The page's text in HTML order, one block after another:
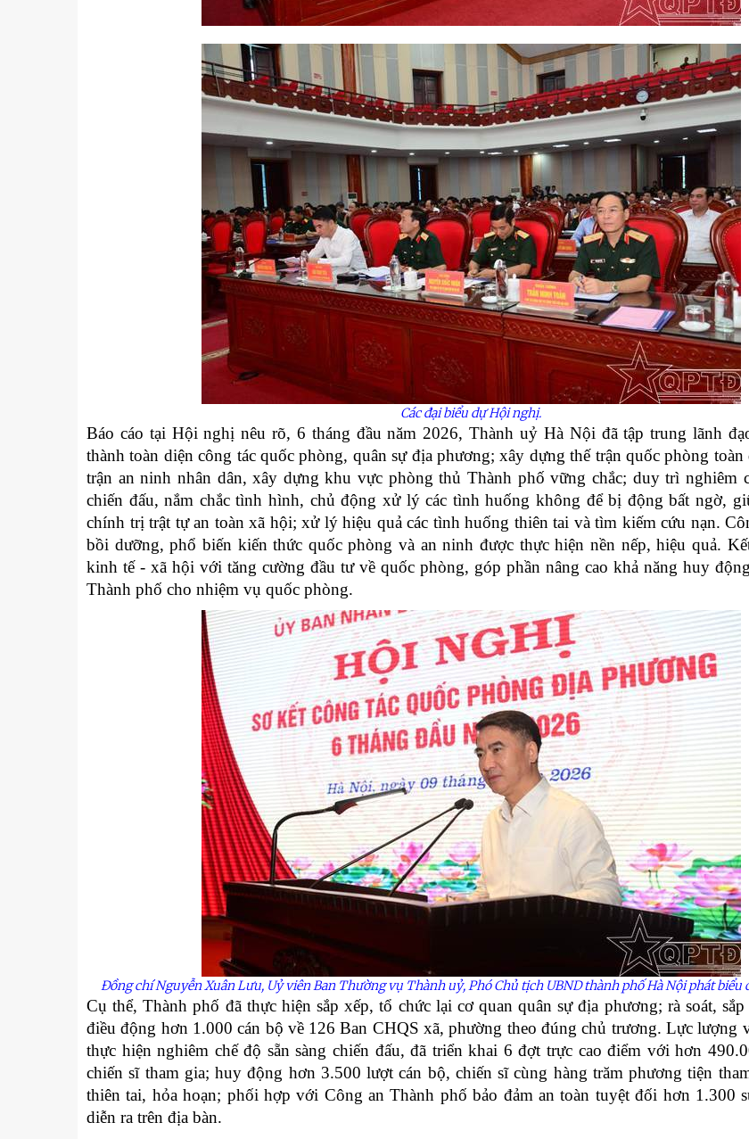
Các đại biểu dự Hội nghị.
Báo cáo tại Hội nghị nêu rõ, 6 tháng đầu năm 2026, Thành uỷ Hà Nội đã tập trung lãnh
thành toàn diện công tác quốc phòng, quân sự địa phương; xây dựng thế trận quốc phòng
trận an ninh nhân dân, xây dựng khu vực phòng thủ Thành phố vững chắc; duy trì nghiêm
chiến đấu, nắm chắc tình hình, chủ động xử lý các tình huống không để bị động bất ngờ,
chính trị trật tự an toàn xã hội; xử lý hiệu quả các tình huống thiên tai và tìm kiếm cứu nạn.
bồi dưỡng, phổ biến kiến thức quốc phòng và an ninh được thực hiện nền nếp, hiệu quả.
kinh tế - xã hội với tăng cường đầu tư về quốc phòng, góp phần nâng cao khả năng huy
Thành phố cho nhiệm vụ quốc phòng.
Đồng chí Nguyễn Xuân Lưu, Uỷ viên Ban Thường vụ Thành uỷ, Phó Chủ tịch UBND thành phố Hà Nội phát biểu
Cụ thể, Thành phố đã thực hiện sắp xếp, tổ chức lại cơ quan quân sự địa phương; rà soát,
điều động hơn 1.000 cán bộ về 126 Ban CHQS xã, phường theo đúng chủ trương. Lực lượng
thực hiện nghiêm chế độ sẵn sàng chiến đấu, đã triển khai 6 đợt trực cao điểm với hơn
chiến sĩ tham gia; huy động hơn 3.500 lượt cán bộ, chiến sĩ cùng hàng trăm phương tiện
thiên tai, hỏa hoạn; phối hợp với Công an Thành phố bảo đảm an toàn tuyệt đối hơn 1.300
diễn ra trên địa bàn.